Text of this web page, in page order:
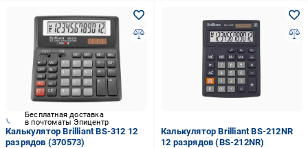
Бесплатная доставка
в почтоматы Эпицентр
Калькулятор Brilliant BS-312 12
разрядов (370573)
Калькулятор Brilliant BS-212NR
12 разрядов (BS-212NR)